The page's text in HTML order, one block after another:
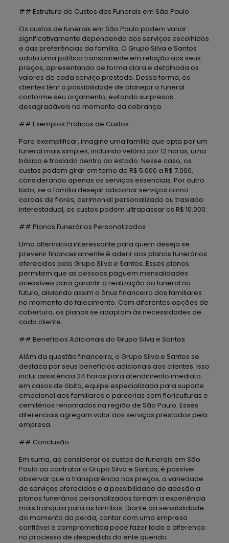
## Estrutura de Custos dos Funerais em São Paulo
Os custos de funerais em São Paulo podem variar
significativamente dependendo dos serviços escolhidos
e das preferências da família. O Grupo Silva e Santos
adota uma política transparente em relação aos seus
preços, apresentando de forma clara e detalhada os
valores de cada serviço prestado. Dessa forma, os
clientes têm a possibilidade de planejar o funeral
conforme seu orçamento, evitando surpresas
desagradáveis no momento da cobrança.
## Exemplos Práticos de Custos
Para exemplificar, imagine uma família que opta por um
funeral mais simples, incluindo velório por 12 horas, urna
básica e traslado dentro do estado. Nesse caso, os
custos podem girar em torno de R$ 5.000 a R$ 7.000,
considerando apenas os serviços essenciais. Por outro
lado, se a família desejar adicionar serviços como
coroas de flores, cerimonial personalizado ou traslado
interestadual, os custos podem ultrapassar os R$ 10.000.
## Planos Funerários Personalizados
Uma alternativa interessante para quem deseja se
prevenir financeiramente é aderir aos planos funerários
oferecidos pelo Grupo Silva e Santos. Esses planos
permitem que as pessoas paguem mensalidades
acessíveis para garantir a realização do funeral no
futuro, aliviando assim o ônus financeiro dos familiares
no momento do falecimento. Com diferentes opções de
cobertura, os planos se adaptam às necessidades de
cada cliente.
## Benefícios Adicionais do Grupo Silva e Santos
Além da questão financeira, o Grupo Silva e Santos se
destaca por seus benefícios adicionais aos clientes. Isso
inclui assistência 24 horas para atendimento imediato
em casos de óbito, equipe especializada para suporte
emocional aos familiares e parcerias com floriculturas e
cemitérios renomados na região de São Paulo. Esses
diferenciais agregam valor aos serviços prestados pela
empresa.
## Conclusão
Em suma, ao considerar os custos de funerais em São
Paulo ao contratar o Grupo Silva e Santos, é possível
observar que a transparência nos preços, a variedade
de serviços oferecidos e a possibilidade de adesão a
planos funerários personalizados tornam a experiência
mais tranquila para as famílias. Diante da sensibilidade
do momento da perda, contar com uma empresa
confiável e comprometida pode fazer toda a diferença
no processo de despedida do ente querido.